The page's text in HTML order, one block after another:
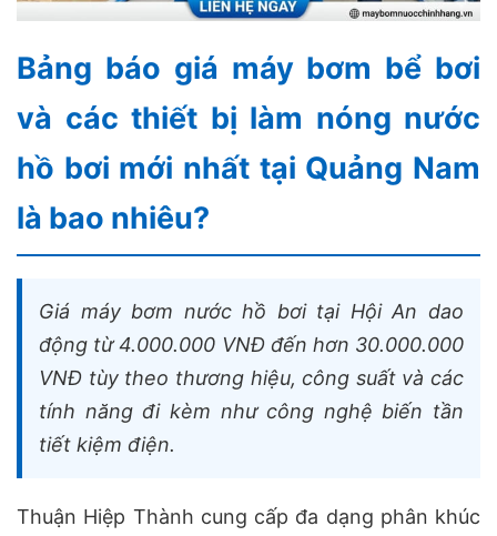
Bảng báo giá máy bơm bể bơi
và các thiết bị làm nóng nước
hồ bơi mới nhất tại Quảng Nam
là bao nhiêu?
Giá máy bơm nước hồ bơi tại Hội An dao
động từ 4.000.000 VNĐ đến hơn 30.000.000
VNĐ tùy theo thương hiệu, công suất và các
tính năng đi kèm như công nghệ biến tần
tiết kiệm điện.
Thuận Hiệp Thành cung cấp đa dạng phân khúc